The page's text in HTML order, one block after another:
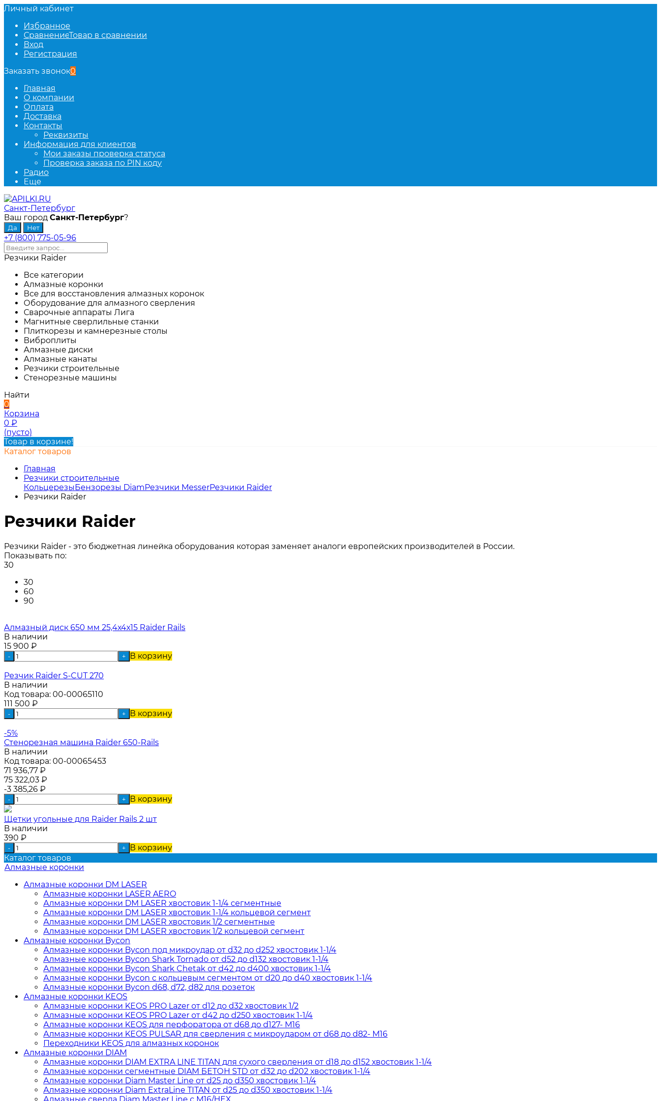
Личный кабинет
Избранное
СравнениеТовар в сравнении
Вход
Регистрация
Заказать звонок0
Главная
О компании
Оплата
Доставка
Контакты
Реквизиты
Информация для клиентов
Мои заказы проверка статуса
Проверка заказа по PIN коду
Радио
Еще
Санкт-Петербург
Ваш город Санкт-Петербург?
+7 (800) 775-05-96
Резчики Raider
Все категории
Алмазные коронки
Все для восстановления алмазных коронок
Оборудование для алмазного сверления
Сварочные аппараты Лига
Магнитные сверлильные станки
Плиткорезы и камнерезные столы
Виброплиты
Алмазные диски
Алмазные канаты
Резчики строительные
Стенорезные машины
Найти
0
Корзина
0 ₽
(пусто)
Товар в корзине!
Каталог товаров
Главная
Резчики строительные
КольцерезыБензорезы DiamРезчики MesserРезчики Raider
Резчики Raider
Резчики Raider
Резчики Raider - это бюджетная линейка оборудования которая заменяет аналоги европейских производителей в России.
Показывать по:
30
30
60
90
Алмазный диск 650 мм 25,4х4х15 Raider Rails
В наличии
15 900 ₽
- + В корзину
Резчик Raider S-CUT 270
В наличии
Код товара: 00-00065110
111 500 ₽
- + В корзину
-5%
Стенорезная машина Raider 650-Rails
В наличии
Код товара: 00-00065453
71 936,77 ₽
75 322,03 ₽
-3 385,26 ₽
- + В корзину
Щетки угольные для Raider Rails 2 шт
В наличии
390 ₽
- +
В корзину
Каталог товаров
Алмазные коронки
Алмазные коронки DM LASER
Алмазные коронки LASER AERO
Алмазные коронки DM LASER хвостовик 1-1/4 сегментные
Алмазные коронки DM LASER хвостовик 1-1/4 кольцевой сегмент
Алмазные коронки DM LASER хвостовик 1/2 сегментные
Алмазные коронки DM LASER хвостовик 1/2 кольцевой сегмент
Алмазные коронки Bycon
Алмазные коронки Bycon под микроудар от d32 до d252 хвостовик 1-1/4
Алмазные коронки Bycon Shark Tornado от d52 до d132 хвостовик 1-1/4
Алмазные коронки Bycon Shark Chetak от d42 до d400 хвостовик 1-1/4
Алмазные коронки Bycon с кольцевым сегментом от d20 до d40 хвостовик 1-1/4
Алмазные коронки Bycon d68, d72, d82 для розеток
Алмазные коронки KEOS
Алмазные коронки KEOS PRO Lazer от d12 до d32 хвостовик 1/2
Алмазные коронки KEOS PRO Lazer от d42 до d250 хвостовик 1-1/4
Алмазные коронки KEOS для перфоратора от d68 до d127- М16
Алмазные коронки KEOS PULSAR для сверления с микроударом от d68 до d82- М16
Переходники KEOS для алмазных коронок
Алмазные коронки DIAM
Алмазные коронки DIAM EXTRA LINE TITAN для сухого сверления от d18 до d152 хвостовик 1-1/4
Алмазные коронки сегментные DIAM БЕТОН STD от d32 до d202 хвостовик 1-1/4
Алмазные коронки Diam Master Line от d25 до d350 хвостовик 1-1/4
Алмазные коронки Diam ExtraLine ТITAN от d25 до d350 хвостовик 1-1/4